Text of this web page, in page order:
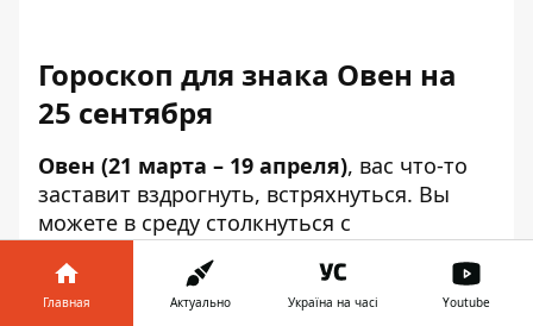
Гороскоп для знака Овен на
25 сентября
Овен (21 марта – 19 апреля), вас что-то
заставит вздрогнуть, встряхнуться. Вы
можете в среду столкнуться с
отношением. Главное, бороться с такими
вещами правильно – с холодной головой
Главная Актуально Україна на часі Youtube